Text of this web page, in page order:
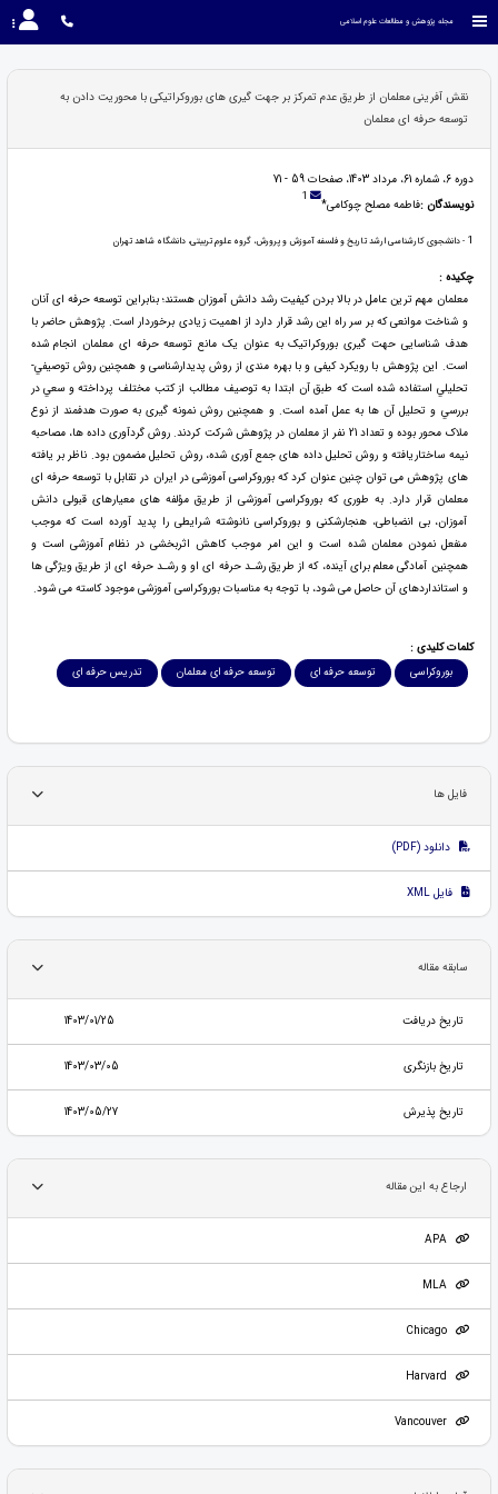
مجله پژوهش و مطالعات علوم اسلامی
نقش آفرینی معلمان از طریق عدم تمرکز بر جهت گیری های بوروکراتیکی با محوریت دادن به
توسعه حرفه ای معلمان
دوره 6، شماره 61، مرداد 1403، صفحات 59 - 71
نویسندگان :فاطمه مصلح چوکامی* 1
1 - دانشجوی کارشناسی ارشد تاریخ و فلسفه آموزش و پرورش، گروه علوم تربیتی، دانشگاه شاهد تهران
چکیده :
معلمان مهم ترين عامل در بالا بردن كيفيت رشد دانش آموزان هستند؛ بنابراين توسعه حرفه اى آنان
و شناخت موانعى كه بر سر راه اين رشد قرار دارد از اهميت زيادى برخوردار است. پژوهش حاضر با
هدف شناسايى حهت گیری بوروکراتیک به عنوان یک مانع توسعه حرفه اى معلمان انجام شده
است. این پژوهش با رویکرد کیفی و با بهره مندی از روش پدیدارشناسی و همچنین روش توصيفي-
تحليلي استفاده شده است كه طبق آن ابتدا به توصيف مطالب از كتب مختلف پرداخته و سعي در
بررسي و تحليل آن ها به عمل آمده است. و همچنین روش نمونه گیری به صورت هدفمند از نوع
ملاک محور بوده و تعداد 21 نفر از معلمان در پژوهش شرکت کردند. روش گردآوری داده ها، مصاحبه
نیمه ساختاریافته و روش تحلیل داده های جمع آوری شده، روش تحلیل مضمون بود. ناظر بر یافته
های پژوهش می توان چنین عنوان کرد که بوروکراسی آموزشی در ایران در تقابل با توسعه حرفه ای
معلمان قرار دارد. به طوری که بوروکراسی آموزشی از طریق مؤلفه های معیارهای قبولی دانش
آموزان، بی انضباطی، هنجارشکنی و بوروکراسی نانوشته شرایطی را پدید آورده است که موجب
منفعل نمودن معلمان شده است و این امر موجب کاهش اثربخشی در نظام آموزشی است و
همچنین آمادگی معلم برای آینده، که از طریق رشـد حرفه ای او و رشـد حرفه ای از طریق ویژگی ها
و استانداردهای آن حاصل می شود، با توجه به مناسبات بوروکراسی آموزشی موجود کاسته می شود.
کلمات کلیدی :
بوروکراسی
توسعه حرفه ای توسعه حرفه ای معلمان تدریس حرفه ای
فایل ها
دانلود (PDF)
فایل XML
سابقه مقاله
تاریخ دریافت 1403/01/25
تاریخ بازنگری 1403/03/05
تاریخ پذیرش 1403/05/27
ارجاع به این مقاله
APA
MLA
Chicago
Vancouver